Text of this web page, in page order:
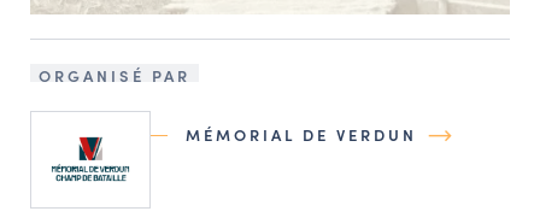
ORGANISÉ PAR
MÉMORIAL DE VERDUN